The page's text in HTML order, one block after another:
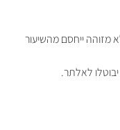
ייחסם מהשיעור
לאלתר.